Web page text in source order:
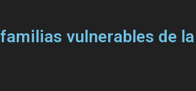
vulnerables de la